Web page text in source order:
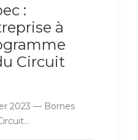
:
à
Circuit
2023 — Bornes